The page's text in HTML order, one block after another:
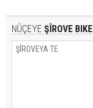
NÛÇEYE ŞÎROVE BIKE